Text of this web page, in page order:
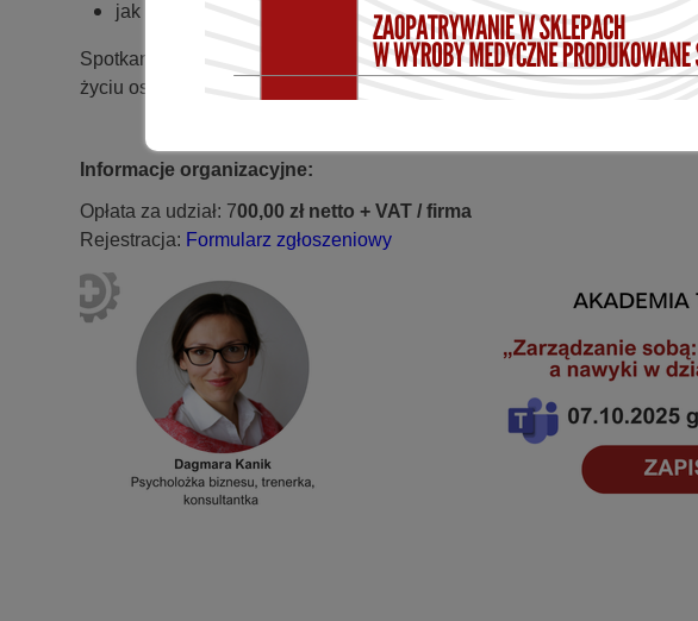
jak wykorzystać psychologię nawyków do osiągania długofalowych
Spotkanie łączy praktyczną wiedzę i ćwiczenia , tak aby każdy
życiu osobistym.
Informacje organizacyjne:
Opłata za udział: 700,00 zł netto + VAT / firma
Rejestracja: Formularz zgłoszeniowy